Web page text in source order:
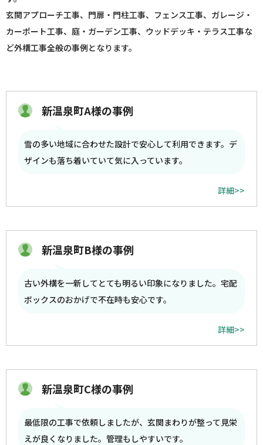
玄関アプローチ工事、門扉・門柱工事、フェンス工事、ガレージ・
カーポート工事、庭・ガーデン工事、ウッドデッキ・テラス工事な
ど外構工事全般の事例となります。
新温泉町A様の事例
雪の多い地域に合わせた設計で安心して利用できます。デ
ザインも落ち着いていて気に入っています。
詳細>>
新温泉町B様の事例
古い外構を一新してとても明るい印象になりました。宅配
ボックスのおかげで不在時も安心です。
詳細>>
新温泉町C様の事例
最低限の工事で依頼しましたが、玄関まわりが整って見栄
えが良くなりました。管理もしやすいです。